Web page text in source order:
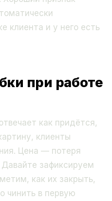
клиента и у него есть
при работе
как придётся,
клиенты
Цена — потеря
зафиксируем
как их закрыть,
чинить в первую